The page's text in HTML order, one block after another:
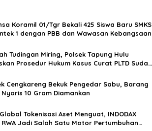
Koramil 01/Tgr Bekali 425 Siswa Baru SMKS
1 dengan PBB dan Wawasan Kebangsaan
Tudingan Miring, Polsek Tapung Hulu
Prosedur Hukum Kasus Curat PLTD Sudah
Cengkareng Bekuk Pengedar Sabu, Barang
Nyaris 10 Gram Diamankan
Tokenisasi Aset Menguat, INDODAX
RWA Jadi Salah Satu Motor Pertumbuhan